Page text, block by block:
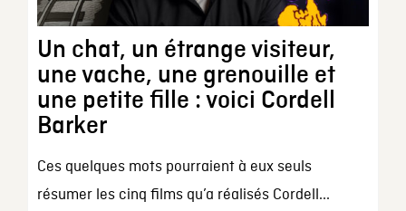
Un chat, un étrange visiteur,
une vache, une grenouille et
une petite fille : voici Cordell
Barker
Ces quelques mots pourraient à eux seuls
résumer les cinq films qu’a réalisés Cordell...